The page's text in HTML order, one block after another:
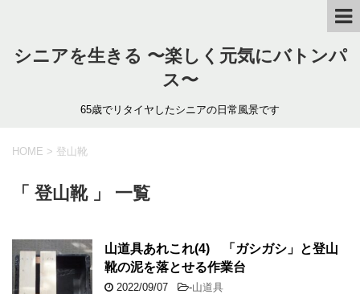
シニアを生きる 〜楽しく元気にバトンパ
ス〜
65歳でリタイヤしたシニアの日常風景です
HOME > 登山靴
「 登山靴 」 一覧
山道具あれこれ(4) 「ガシガシ」と登山
靴の泥を落とせる作業台
2022/09/07 -山道具